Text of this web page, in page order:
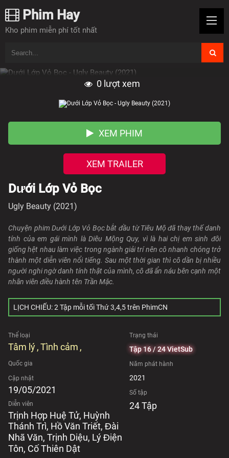
Phim Hay
Kho phim miễn phí tốt nhất
0 lượt xem
XEM PHIM
XEM TRAILER
Dưới Lớp Vỏ Bọc
Ugly Beauty (2021)
Chuyện phim Dưới Lớp Vỏ Bọc bắt đầu từ Tiêu Mộ đã thay thế danh
tính của em gái mình là Diêu Mộng Quy, vì là hai chị em sinh đôi
giống hệt nhau làm việc trong ngành giải trí nên cô nhanh chóng trở
thành một diễn viên nổi tiếng. Sau một thời gian thì cô dần bị nhiều
người nghi ngờ danh tính thật của mình, cô đã ẩn náu bên cạnh một
nhân viên điều hành tên Trần Mặc.
LỊCH CHIẾU: 2 Tập mỗi tối Thứ 3,4,5 trên PhimCN
Thể loại
Tâm lý Tình cảm
Quốc gia
Cập nhật
19/05/2021
Diễn viên
Trịnh Hợp Huệ Tử, Huỳnh
Thánh Trì, Hồ Văn Triết, Đài
Nhã Văn, Trịnh Diệu, Lý Điện
Tôn, Cố Thiên Dật
Trạng thái
Tập 16 / 24 VietSub
Năm phát hành
2021
Số tập
24 Tập